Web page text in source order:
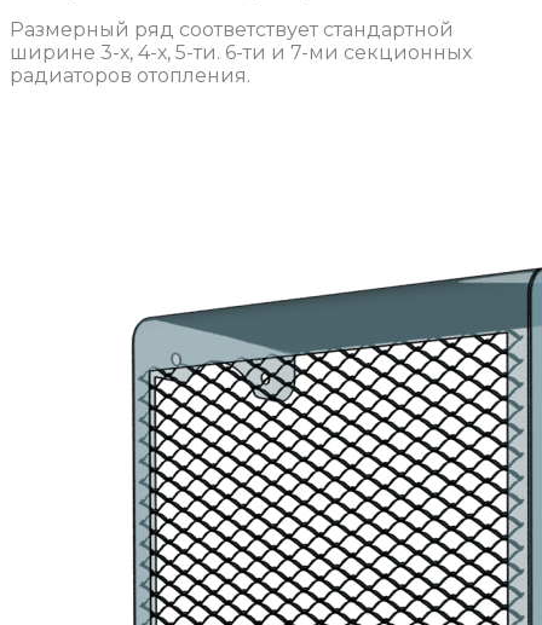
Размерный ряд соответствует стандартной
ширине 3-х, 4-х, 5-ти. 6-ти и 7-ми секционных
радиаторов отопления.